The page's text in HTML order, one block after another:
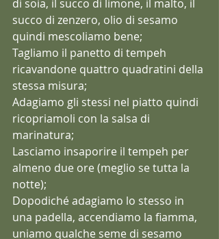
di soia, il succo di limone, il malto, il
succo di zenzero, olio di sesamo
quindi mescoliamo bene;
Tagliamo il panetto di tempeh
ricavandone quattro quadratini della
stessa misura;
Adagiamo gli stessi nel piatto quindi
ricopriamoli con la salsa di
marinatura;
Lasciamo insaporire il tempeh per
almeno due ore (meglio se tutta la
notte);
Dopodiché adagiamo lo stesso in
una padella, accendiamo la fiamma,
uniamo qualche seme di sesamo